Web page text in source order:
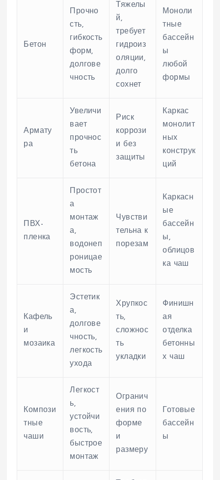
Бетон
Прочно
сть,
гибкость
форм,
долгове
чность
Тяжелы
й,
требует
гидроиз
оляции,
долго
сохнет
Моноли
тные
бассейн
ы
любой
формы
Армату
ра
Увеличи
вает
прочнос
ть
бетона
Риск
коррози
и без
защиты
Каркас
монолит
ных
конструк
ций
ПВХ-
пленка
Простот
а
монтаж
а,
водонеп
роницае
мость
Чувстви
тельна к
порезам
Каркасн
ые
бассейн
ы,
облицов
ка чаш
Кафель
и
мозаика
Эстетик
а,
долгове
чность,
легкость
ухода
Хрупкос
ть,
сложнос
ть
укладки
Финишн
ая
отделка
бетонны
х чаш
Компози
тные
чаши
Легкост
ь,
устойчи
вость,
быстрое
монтаж
Огранич
ения по
форме
и
размеру
Готовые
бассейн
ы